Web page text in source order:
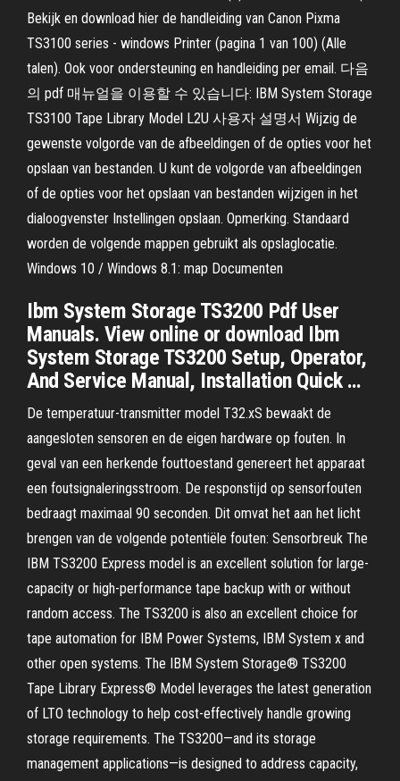
Bekijk en download hier de handleiding van Canon Pixma
TS3100 series - windows Printer (pagina 1 van 100) (Alle
talen). Ook voor ondersteuning en handleiding per email. 다음
의 pdf 매뉴얼을 이용할 수 있습니다: IBM System Storage
TS3100 Tape Library Model L2U 사용자 설명서 Wijzig de
gewenste volgorde van de afbeeldingen of de opties voor het
opslaan van bestanden. U kunt de volgorde van afbeeldingen
of de opties voor het opslaan van bestanden wijzigen in het
dialoogvenster Instellingen opslaan. Opmerking. Standaard
worden de volgende mappen gebruikt als opslaglocatie.
Windows 10 / Windows 8.1: map Documenten
Ibm System Storage TS3200 Pdf User
Manuals. View online or download Ibm
System Storage TS3200 Setup, Operator,
And Service Manual, Installation Quick …
De temperatuur-transmitter model T32.xS bewaakt de
aangesloten sensoren en de eigen hardware op fouten. In
geval van een herkende fouttoestand genereert het apparaat
een foutsignaleringsstroom. De responstijd op sensorfouten
bedraagt maximaal 90 seconden. Dit omvat het aan het licht
brengen van de volgende potentiële fouten: Sensorbreuk The
IBM TS3200 Express model is an excellent solution for large-
capacity or high-performance tape backup with or without
random access. The TS3200 is also an excellent choice for
tape automation for IBM Power Systems, IBM System x and
other open systems. The IBM System Storage® TS3200
Tape Library Express® Model leverages the latest generation
of LTO technology to help cost-effectively handle growing
storage requirements. The TS3200—and its storage
management applications—is designed to address capacity,